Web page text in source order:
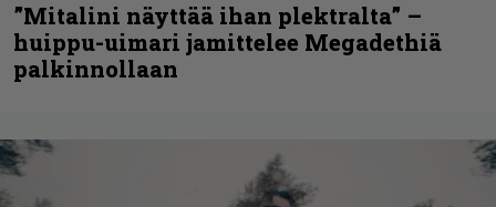
”Mitalini näyttää ihan plektralta” –
huippu-uimari jamittelee Megadethiä
palkinnollaan